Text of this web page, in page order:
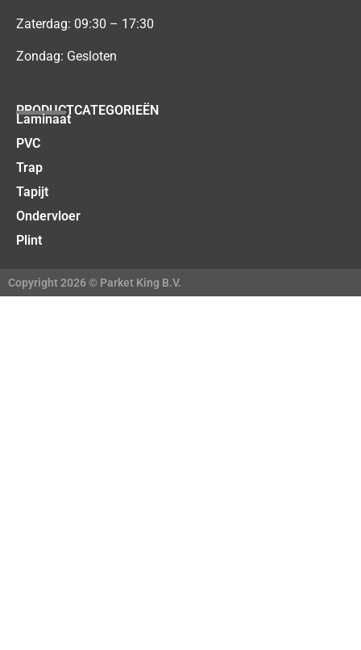
Zaterdag: 09:30 – 17:30
Zondag: Gesloten
PRODUCTCATEGORIEËN
Laminaat
PVC
Trap
Tapijt
Ondervloer
Plint
Copyright 2026 © Parket King B.V.